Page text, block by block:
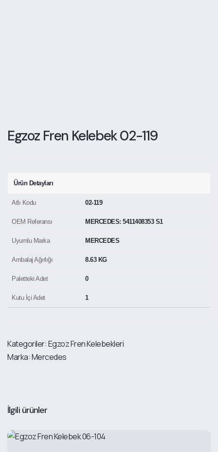
Egzoz Fren Kelebek 02-119
Ürün Detayları
Atlı Kodu 02-119
OEM Referansı MERCEDES: 5411408353 S1
Uyumlu Marka MERCEDES
Ambalaj Ağırlığı 8.63 KG
Paletteki Adet 0
Kutu İçi Adet 1
Kategoriler:Egzoz Fren Kelebekleri
Marka:Mercedes
İlgili ürünler